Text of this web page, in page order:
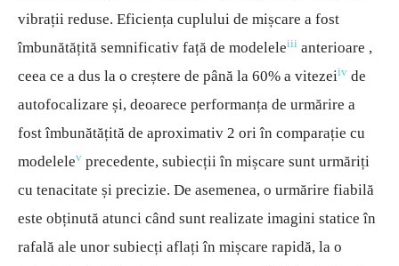
vibrații reduse. Eficiența cuplului de mișcare a fost
îmbunătățită semnificativ față de modeleleiii anterioare ,
ceea ce a dus la o creștere de până la 60% a vitezeiiv de
autofocalizare și, deoarece performanța de urmărire a
fost îmbunătățită de aproximativ 2 ori în comparație cu
modelelev precedente, subiecții în mișcare sunt urmăriți
cu tenacitate și precizie. De asemenea, o urmărire fiabilă
este obținută atunci când sunt realizate imagini statice în
rafală ale unor subiecți aflați în mișcare rapidă, la o